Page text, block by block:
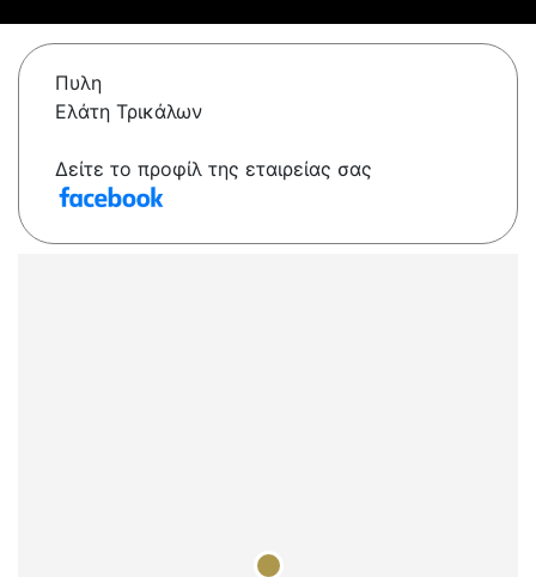
Πυλη
Ελάτη Τρικάλων
Δείτε το προφίλ της εταιρείας σας